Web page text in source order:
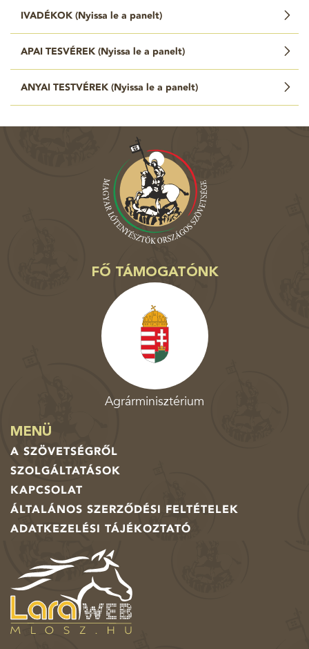
IVADÉKOK ( Nyissa le a panelt)
APAI TESVÉREK ( Nyissa le a panelt)
ANYAI TESTVÉREK ( Nyissa le a panelt)
FŐ TÁMOGATÓNK
Agrárminisztérium
MENÜ
A SZÖVETSÉGRŐL
SZOLGÁLTATÁSOK
KAPCSOLAT
ÁLTALÁNOS SZERZŐDÉSI FELTÉTELEK
ADATKEZELÉSI TÁJÉKOZTATÓ